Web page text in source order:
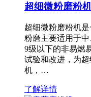
超细微粉磨粉
超细微粉磨粉机
粉磨主要适用于
9级以下的非易燃
试验和改进，为
机，…
了解详情